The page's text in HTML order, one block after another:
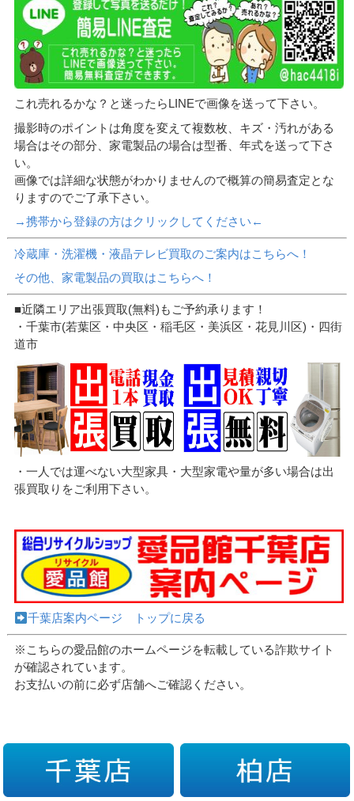
これ売れるかな？と迷ったらLINEで画像を送って下さい。
撮影時のポイントは角度を変えて複数枚、キズ・汚れがある
場合はその部分、家電製品の場合は型番、年式を送って下さ
い。
画像では詳細な状態がわかりませんので概算の簡易査定とな
りますのでご了承下さい。
→携帯から登録の方はクリックしてください←
冷蔵庫・洗濯機・液晶テレビ買取のご案内はこちらへ！
その他、家電製品の買取はこちらへ！
■近隣エリア出張買取(無料)もご予約承ります！
・千葉市(若葉区・中央区・稲毛区・美浜区・花見川区)・四街
道市
・一人では運べない大型家具・大型家電や量が多い場合は出
張買取りをご利用下さい。
千葉店案内ページ トップに戻る
※こちらの愛品館のホームページを転載している詐欺サイト
が確認されています。
お支払いの前に必ず店舗へご確認ください。